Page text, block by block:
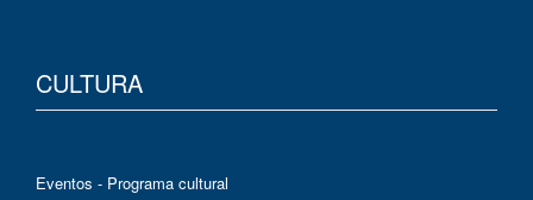
CULTURA
Eventos - Programa cultural